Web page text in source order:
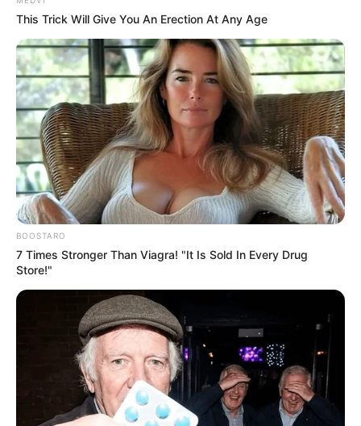
açıqladı
15:45 / 06 Avqust 2026
Boğazı ağaran uşağa bunu etməyin! –
Həkimdən vacib xəbərdarlıq
This Trick Will Give You An Erection At Any Age
BOOSTARO
7 Times Stronger Than Viagra! "It Is Sold In Every Drug
Store!"